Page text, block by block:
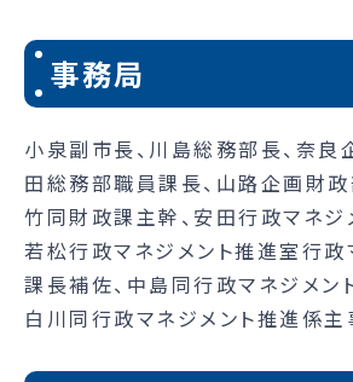
事務局
小泉副市長、川島総務部長、奈良
田総務部職員課長、山路企画財
竹同財政課主幹、安田行政マネジ
若松行政マネジメント推進室行政
課長補佐、中島同行政マネジメン
白川同行政マネジメント推進係主